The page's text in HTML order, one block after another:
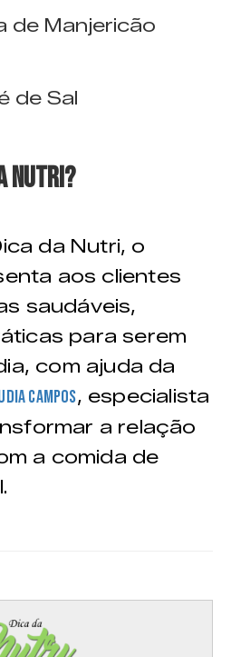
de Manjericão
de Sal
Nutri?
da Nutri, o
aos clientes
saudáveis,
para serem
com ajuda da
Campos, especialista
a relação
a comida de